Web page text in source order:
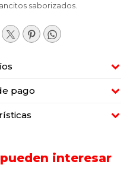
saborizados.
  
pago
interesar